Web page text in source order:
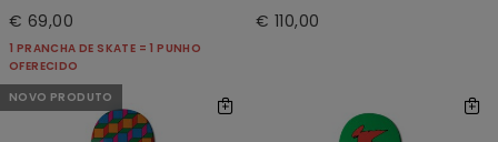
€ 69,00
1 PRANCHA DE SKATE = 1 PUNHO
OFERECIDO
€ 110,00
NOVO PRODUTO